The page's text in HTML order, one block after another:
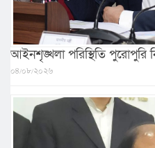
আইনশৃঙ্খলা পরিস্থিতি পুরোপুরি
০৪/০৮/২০২৬